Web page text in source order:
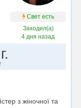
Свет есть
Заходил(а)
4 дня назад
з жіночної та